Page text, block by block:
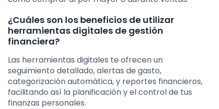
¿Cuáles son los beneficios de utilizar
herramientas digitales de gestión
financiera?
Las herramientas digitales te ofrecen un
seguimiento detallado, alertas de gasto,
categorización automática, y reportes financieros,
facilitando así la planificación y el control de tus
finanzas personales.